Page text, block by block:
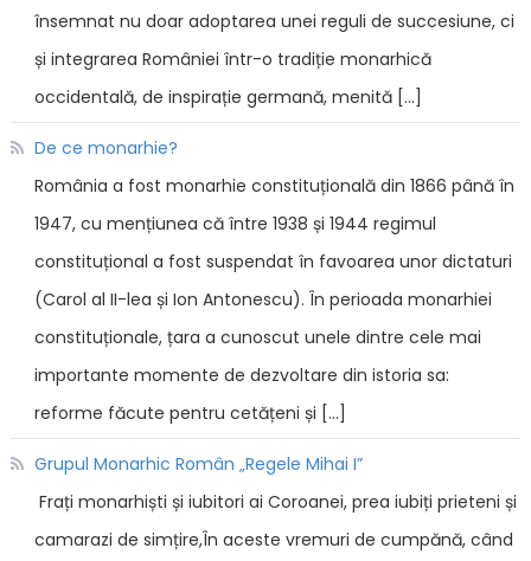
însemnat nu doar adoptarea unei reguli de succesiune, ci
și integrarea României într-o tradiție monarhică
occidentală, de inspirație germană, menită […]
De ce monarhie?
România a fost monarhie constituțională din 1866 până în
1947, cu mențiunea că între 1938 și 1944 regimul
constituțional a fost suspendat în favoarea unor dictaturi
(Carol al II-lea și Ion Antonescu). În perioada monarhiei
constituționale, țara a cunoscut unele dintre cele mai
importante momente de dezvoltare din istoria sa:
reforme făcute pentru cetățeni și […]
Grupul Monarhic Român „Regele Mihai I”
Frați monarhiști și iubitori ai Coroanei, prea iubiți prieteni și
camarazi de simțire,În aceste vremuri de cumpănă, când